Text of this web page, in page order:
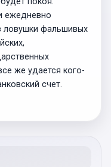
ежедневно
ловушки фальшивых
же удается кого-
счет.